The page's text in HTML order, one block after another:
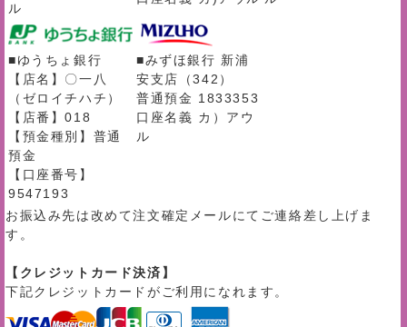
ル
■ゆうちょ銀行
【店名】〇一八
（ゼロイチハチ）
【店番】018
【預金種別】普通
預金
【口座番号】
9547193
■みずほ銀行 新浦
安支店（342）
普通預金 1833353
口座名義 カ）アウ
ル
お振込み先は改めて注文確定メールにてご連絡差し上げま
す。
【クレジットカード決済】
下記クレジットカードがご利用になれます。